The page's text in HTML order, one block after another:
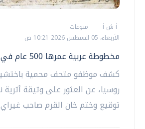
أ ش أ
منوعات
الأربعاء، 05 اغسطس 2026 10:21 ص
مخطوطة عربية عمرها 500 عام في متحف روسي
كشف موظفو متحف محمية
روسيا، عن العثور على وثيقة أثرية
توقيع وختم خان القرم صاحب